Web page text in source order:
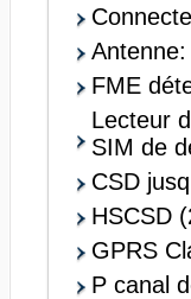
FME
Lecteur
SIM de
CSD
HSCSD
GPRS
P canal